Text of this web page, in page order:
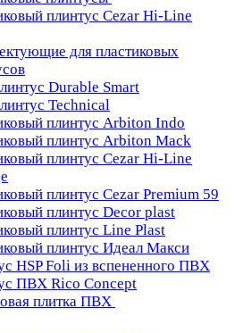
плинтус Cezar Hi-Line
для пластиковых
Durable Smart
Technical
плинтус Arbiton Indo
плинтус Arbiton Mack
плинтус Cezar Hi-Line
плинтус Cezar Premium 59
плинтус Decor plast
плинтус Line Plast
плинтус Идеал Макси
HSP Foli из вспененного ПВХ
ПВХ Rico Concept
плитка ПВХ